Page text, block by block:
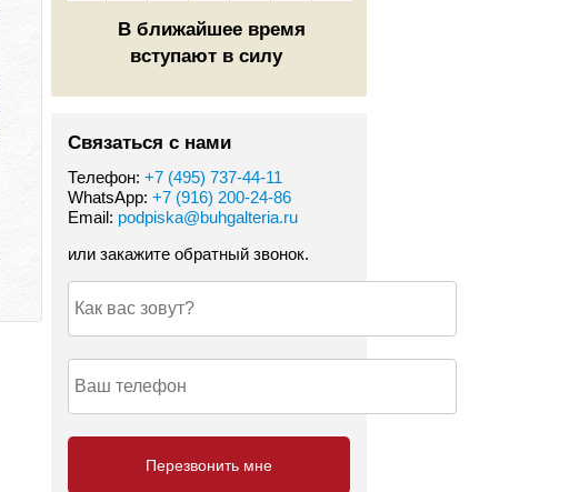
В ближайшее время
вступают в силу
Связаться с нами
Телефон: +7 (495) 737-44-11
WhatsApp: +7 (916) 200-24-86
Email: podpiska@buhgalteria.ru
или закажите обратный звонок.